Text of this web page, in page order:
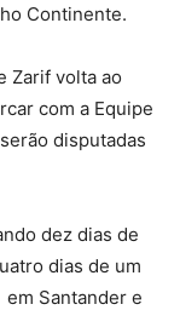
Continente.
Zarif volta ao
com a Equipe
disputadas
dez dias de
dias de um
Santander e